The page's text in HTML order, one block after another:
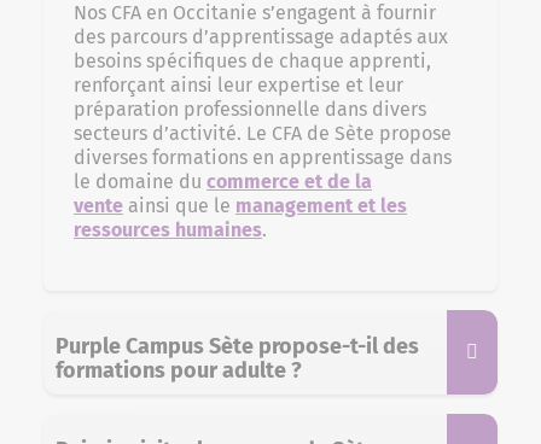
Nos CFA en Occitanie s’engagent à fournir
des parcours d’apprentissage adaptés aux
besoins spécifiques de chaque apprenti,
renforçant ainsi leur expertise et leur
préparation professionnelle dans divers
secteurs d’activité. Le CFA de Sète propose
diverses formations en apprentissage dans
le domaine du commerce et de la
vente ainsi que le management et les
ressources humaines.
Purple Campus Sète propose-t-il des
formations pour adulte ?